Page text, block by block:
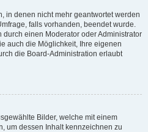
in denen nicht mehr geantwortet werden
falls vorhanden, beendet wurde.
einen Moderator oder Administrator
auch die Möglichkeit, Ihre eigenen
die Board-Administration erlaubt
Bilder, welche mit einem
um dessen Inhalt kennzeichnen zu